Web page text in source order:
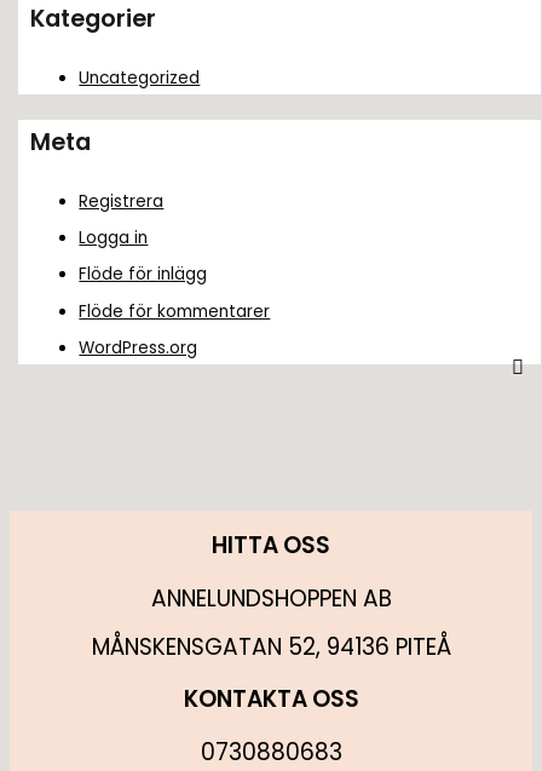
Kategorier
Uncategorized
Meta
Registrera
Logga in
Flöde för inlägg
Flöde för kommentarer
WordPress.org
HITTA OSS
ANNELUNDSHOPPEN AB
MÅNSKENSGATAN 52, 94136 PITEÅ
KONTAKTA OSS
0730880683